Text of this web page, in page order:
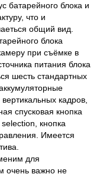
батарейного блока и
что и
общий вид.
блока
при съёмке в
питания блока
шесть стандартных
кадров,
спусковая кнопка
кнопка
Имеется
для
очень важно не